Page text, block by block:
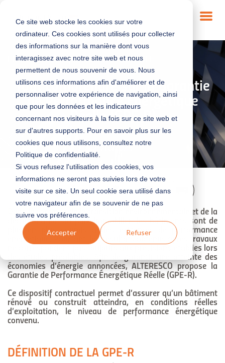
Ce site web stocke les cookies sur votre
ordinateur. Ces cookies sont utilisés pour collecter
des informations sur la manière dont vous
interagissez avec notre site web et nous
permettent de nous souvenir de vous. Nous
utilisons ces informations afin d'améliorer et de
personnaliser votre expérience de navigation, ainsi
que pour les données et les indicateurs
concernant nos visiteurs à la fois sur ce site web et
sur d'autres supports. Pour en savoir plus sur les
cookies que nous utilisons, consultez notre
Politique de confidentialité.
Si vous refusez l'utilisation des cookies, vos
informations ne seront pas suivies lors de votre
visite sur ce site. Un seul cookie sera utilisé dans
votre navigateur afin de se souvenir de ne pas
suivre vos préférences.
Accepter Refuser
FINANCEMENT| BÂTIMENT DURABLE
Tout comprendre sur la Garantie
de Performance Énergétique
Réelle (GPE-R)
28/10/2025
4 min
Dans le contexte de la transition environnementale et de la
décarbonation du parc immobilier, les bâtiments sont de
plus en plus soumis à des exigences de performance
énergétique. Pourtant, les résultats obtenus après travaux
ne correspondent pas toujours aux prévisions établies lors
des études préalables. Afin de garantir une atteinte des
économies d’énergie annoncées, ALTERESCO propose la
Garantie de Performance Énergétique Réelle (GPE-R).
Ce dispositif contractuel permet d’assurer qu’un bâtiment
rénové ou construit atteindra, en conditions réelles
d’exploitation, le niveau de performance énergétique
convenu.
DÉFINITION DE LA GPE-R